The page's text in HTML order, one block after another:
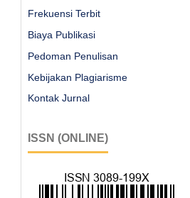
Frekuensi Terbit
Biaya Publikasi
Pedoman Penulisan
Kebijakan Plagiarisme
Kontak Jurnal
ISSN (ONLINE)